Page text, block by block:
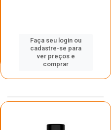
Faça seu login ou
cadastre-se para
ver preços e
comprar